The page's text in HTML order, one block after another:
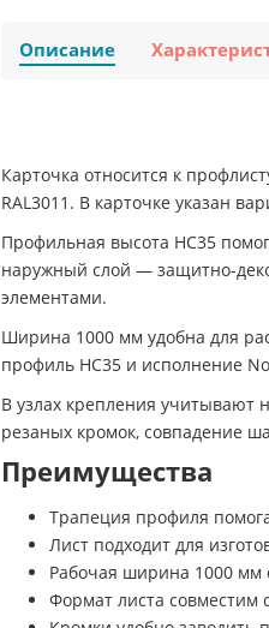
Описание
Карточка относится к
RAL3011. В карточке указан
Профильная высота НС35
наружный слой — защитно-
элементами.
Ширина 1000 мм удобна для
профиль НС35 и исполнение
В узлах крепления учитывают
резаных кромок, совпадение
Преимущества
Трапеция профиля
Лист подходит для
Рабочая ширина 1000 мм
Формат листа совместим